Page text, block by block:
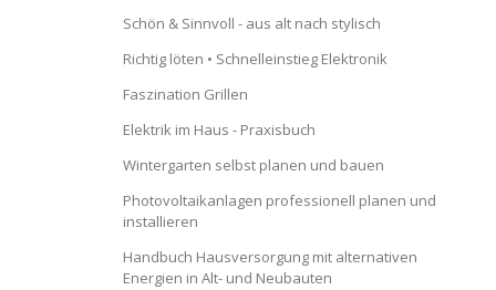
Schön & Sinnvoll - aus alt nach stylisch
Richtig löten • Schnelleinstieg Elektronik
Faszination Grillen
Elektrik im Haus - Praxisbuch
Wintergarten selbst planen und bauen
Photovoltaikanlagen professionell planen und
installieren
Handbuch Hausversorgung mit alternativen
Energien in Alt- und Neubauten